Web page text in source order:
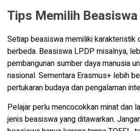
Tips Memilih
Setiap beasiswa memiliki karakteristik
berbeda. Beasiswa LPDP misalnya,
pembangunan sumber daya manusia
nasional. Sementara Erasmus+ lebih
pertukaran budaya dan pengalaman
Pelajar perlu mencocokkan minat dan
jenis beasiswa yang ditawarkan.